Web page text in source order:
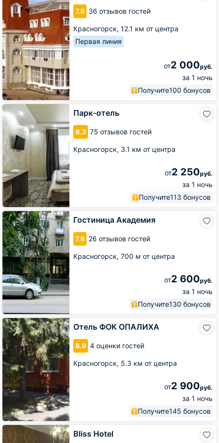
7.8 36 отзывов гостей
Красногорск, 12.1 км от центра
Первая линия
от2 000руб.
за 1 ночь
Получите100 бонусов
спорт
Парк-отель
8.3 75 отзывов гостей
Красногорск, 3.1 км от центра
от2 250руб.
за 1 ночь
Получите113 бонусов
Парк-
отель
Гостиница Академия
7.8 26 отзывов гостей
Красногорск, 700 м от центра
от2 600руб.
за 1 ночь
Получите130 бонусов
Гостиница
Академия
Отель ФОК ОПАЛИХА
8.9 4 оценки гостей
Красногорск, 5.3 км от центра
от2 900руб.
за 1 ночь
Получите145 бонусов
Отель
ФОК
ОПАЛИХА
Bliss Hotel
Bliss
Hotel